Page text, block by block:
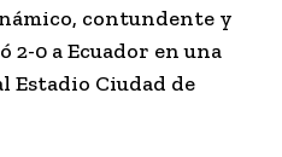
contundente y
0 a Ecuador en una
Estadio Ciudad de